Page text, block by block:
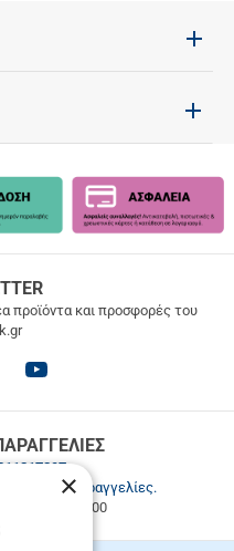
προϊόντα και προσφορές του
.
παραγγελίες.
Σάβ. 9:00-15:00
×